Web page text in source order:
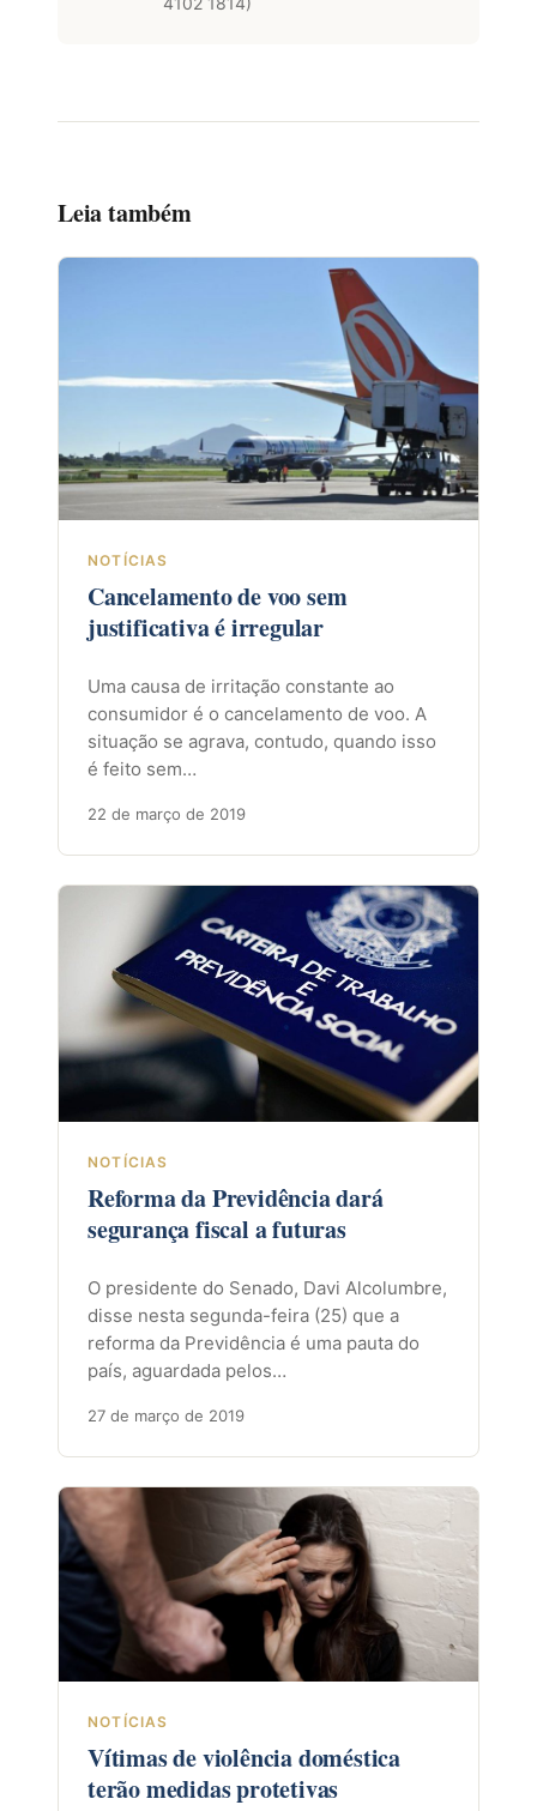
Leia também
NOTÍCIAS
Cancelamento de voo sem
justificativa é irregular
Uma causa de irritação constante ao
consumidor é o cancelamento de voo. A
situação se agrava, contudo, quando isso
é feito sem…
22 de março de 2019
NOTÍCIAS
Reforma da Previdência dará
segurança fiscal a futuras
O presidente do Senado, Davi Alcolumbre,
disse nesta segunda-feira (25) que a
reforma da Previdência é uma pauta do
país, aguardada pelos…
27 de março de 2019
NOTÍCIAS
Vítimas de violência doméstica
terão medidas protetivas